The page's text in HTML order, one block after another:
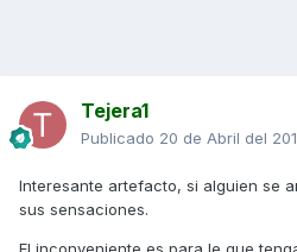
Tejera1
Publicado 20 de Abril del
Interesante artefacto, si alguien se
sus sensaciones.